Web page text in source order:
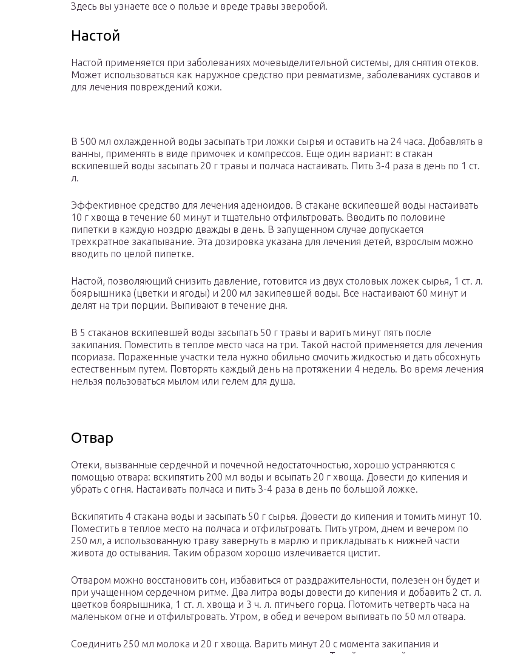
Здесь вы узнаете все о пользе и вреде травы зверобой.
Настой
Настой применяется при заболеваниях мочевыделительной системы, для снятия отеков.
Может использоваться как наружное средство при ревматизме, заболеваниях суставов и
для лечения повреждений кожи.
В 500 мл охлажденной воды засыпать три ложки сырья и оставить на 24 часа. Добавлять в
ванны, применять в виде примочек и компрессов. Еще один вариант: в стакан
вскипевшей воды засыпать 20 г травы и полчаса настаивать. Пить 3-4 раза в день по 1 ст.
л.
Эффективное средство для лечения аденоидов. В стакане вскипевшей воды настаивать
10 г хвоща в течение 60 минут и тщательно отфильтровать. Вводить по половине
пипетки в каждую ноздрю дважды в день. В запущенном случае допускается
трехкратное закапывание. Эта дозировка указана для лечения детей, взрослым можно
вводить по целой пипетке.
Настой, позволяющий снизить давление, готовится из двух столовых ложек сырья, 1 ст. л.
боярышника (цветки и ягоды) и 200 мл закипевшей воды. Все настаивают 60 минут и
делят на три порции. Выпивают в течение дня.
В 5 стаканов вскипевшей воды засыпать 50 г травы и варить минут пять после
закипания. Поместить в теплое место часа на три. Такой настой применяется для лечения
псориаза. Пораженные участки тела нужно обильно смочить жидкостью и дать обсохнуть
естественным путем. Повторять каждый день на протяжении 4 недель. Во время лечения
нельзя пользоваться мылом или гелем для душа.
Отвар
Отеки, вызванные сердечной и почечной недостаточностью, хорошо устраняются с
помощью отвара: вскипятить 200 мл воды и всыпать 20 г хвоща. Довести до кипения и
убрать с огня. Настаивать полчаса и пить 3-4 раза в день по большой ложке.
Вскипятить 4 стакана воды и засыпать 50 г сырья. Довести до кипения и томить минут 10.
Поместить в теплое место на полчаса и отфильтровать. Пить утром, днем и вечером по
250 мл, а использованную траву завернуть в марлю и прикладывать к нижней части
живота до остывания. Таким образом хорошо излечивается цистит.
Отваром можно восстановить сон, избавиться от раздражительности, полезен он будет и
при учащенном сердечном ритме. Два литра воды довести до кипения и добавить 2 ст. л.
цветков боярышника, 1 ст. л. хвоща и 3 ч. л. птичьего горца. Потомить четверть часа на
маленьком огне и отфильтровать. Утром, в обед и вечером выпивать по 50 мл отвара.
Соединить 250 мл молока и 20 г хвоща. Варить минут 20 с момента закипания и